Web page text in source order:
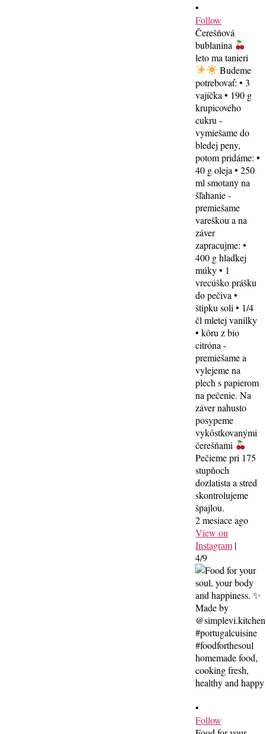
•
Follow
Čerešňová
bublanina
leto ma tanieri
Budeme
potrebovať: • 3
vajíčka • 190 g
krupicového
cukru -
vymiešame do
bledej peny,
potom pridáme: •
40 g oleja • 250
ml smotany na
šľahanie -
premiešame
vareškou a na
záver
zapracujme: •
400 g hladkej
múky • 1
vrecúško prášku
do pečiva •
štipku soli • 1/4
čl mletej vanilky
• kôru z bio
citróna -
premiešame a
vylejeme na
plech s papierom
na pečenie. Na
záver nahusto
posypeme
vykôstkovanými
čerešňami
Pečieme pri 175
stupňoch
dozlatista a stred
skontrolujeme
špajlou.
2 mesiace ago
View on
Instagram |
4/9
•
Follow